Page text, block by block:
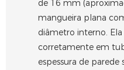
de 16 mm
mangueira plana
diâmetro interno.
corretamente em
espessura de